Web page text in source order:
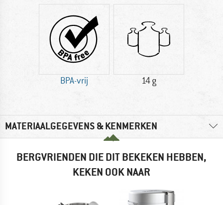
BPA-vrij 14 g
MATERIAALGEGEVENS & KENMERKEN
BERGVRIENDEN DIE DIT BEKEKEN HEBBEN,
KEKEN OOK NAAR